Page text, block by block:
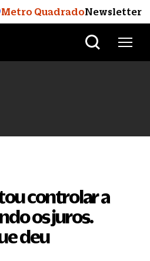
Metro QuadradoNewsletter
controlar a
os juros.
deu